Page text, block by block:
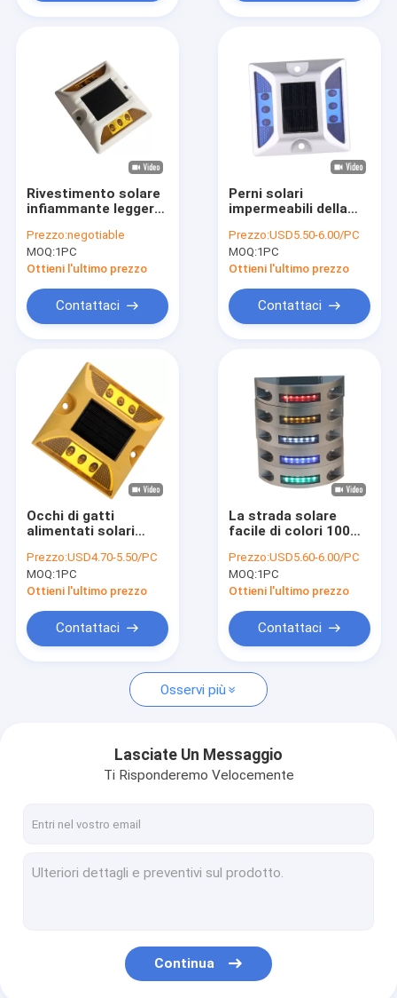
Perni principali solari della strada
Perni autoalimentati solari della strada
Luce solare del perno della strada
Luce solare sotterranea
Riflettori solari della strada
Luci d'avvertimento alimentate solari
Luce solare del lampeggiatore
Semafori autoalimentati solari
Segnali stradali alimentati solari
Segno solare di Chevron
Segno solare di passaggio pedonale
Rivestimento solare
infiammante leggero
Road Stud White
Prezzo:negotiable
MOQ:1PC
Ottieni l'ultimo prezzo
Contattaci
Perni solari
impermeabili della
115mm LED, strada
dell'occhio di gatti
blu
Prezzo:USD5.50-6.00/PC
MOQ:1PC
Ottieni l'ultimo prezzo
Contattaci
Occhi di gatti
alimentati solari
IP68 di 105mm per le
strade private
Prezzo:USD4.70-5.50/PC
MOQ:1PC
Ottieni l'ultimo prezzo
Contattaci
La strada solare
facile di colori 100MA
5 fissa di alluminio
Prezzo:USD5.60-6.00/PC
MOQ:1PC
Ottieni l'ultimo prezzo
Contattaci
Osservi più
Lasciate Un Messaggio
Ti Risponderemo Velocemente
Continua